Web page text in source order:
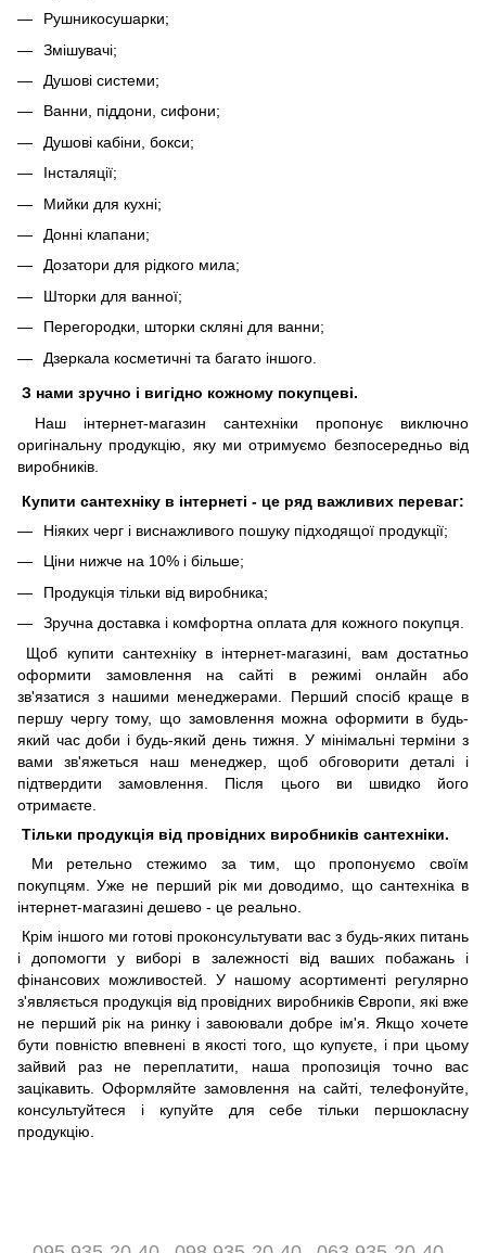
Рушникосушарки;
Змішувачі;
Душові системи;
Ванни, піддони, сифони;
Душові кабіни, бокси;
Інсталяції;
Мийки для кухні;
Донні клапани;
Дозатори для рідкого мила;
Шторки для ванної;
Перегородки, шторки скляні для ванни;
Дзеркала косметичні та багато іншого.
З нами зручно і вигідно кожному покупцеві.
Наш інтернет-магазин сантехніки пропонує виключно
оригінальну продукцію, яку ми отримуємо безпосередньо від
виробників.
Купити сантехніку в інтернеті - це ряд важливих переваг:
Ніяких черг і виснажливого пошуку підходящої продукції;
Ціни нижче на 10% і більше;
Продукція тільки від виробника;
Зручна доставка і комфортна оплата для кожного покупця.
Щоб купити сантехніку в інтернет-магазині, вам достатньо
оформити замовлення на сайті в режимі онлайн або
зв'язатися з нашими менеджерами. Перший спосіб краще в
першу чергу тому, що замовлення можна оформити в будь-
який час доби і будь-який день тижня. У мінімальні терміни з
вами зв'яжеться наш менеджер, щоб обговорити деталі і
підтвердити замовлення. Після цього ви швидко його
отримаєте.
Тільки продукція від провідних виробників сантехніки.
Ми ретельно стежимо за тим, що пропонуємо своїм
покупцям. Уже не перший рік ми доводимо, що сантехніка в
інтернет-магазині дешево - це реально.
Крім іншого ми готові проконсультувати вас з будь-яких питань
і допомогти у виборі в залежності від ваших побажань і
фінансових можливостей. У нашому асортименті регулярно
з'являється продукція від провідних виробників Європи, які вже
не перший рік на ринку і завоювали добре ім'я. Якщо хочете
бути повністю впевнені в якості того, що купуєте, і при цьому
зайвий раз не переплатити, наша пропозиція точно вас
зацікавить. Оформляйте замовлення на сайті, телефонуйте,
консультуйтеся і купуйте для себе тільки першокласну
продукцію.